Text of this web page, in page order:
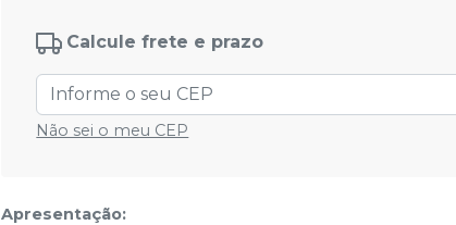
Calcule frete e prazo
Não sei o meu CEP
Apresentação: